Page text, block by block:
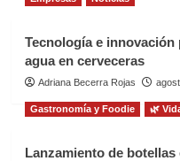
Tecnología e
agua en cerveceras
Adriana Becerra Rojas
Gastronomía y Foodie 🌿
Lanzamiento de